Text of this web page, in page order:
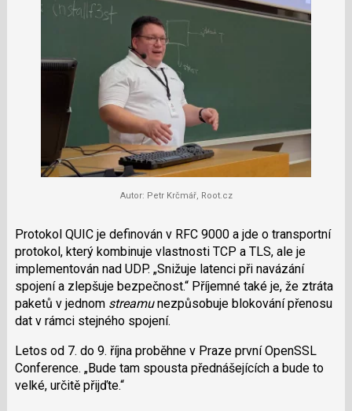
Autor: Petr Krčmář, Root.cz
Protokol QUIC je definován v RFC 9000 a jde o transportní
protokol, který kombinuje vlastnosti TCP a TLS, ale je
implementován nad UDP. Snižuje latenci při navázání
spojení a zlepšuje bezpečnost. Příjemné také je, že ztráta
paketů v jednom streamunezpůsobuje blokování přenosu
dat v rámci stejného spojení.
Letos od 7. do 9. října proběhne v Praze první OpenSSL
Conference. Bude tam spousta přednášejících a bude to
velké, určitě přijďte.